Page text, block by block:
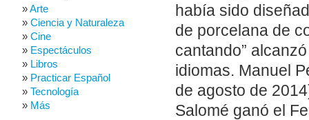
había sido
de porcelana de
cantando”
idiomas. Manuel
de agosto de
Salomé ganó el
Arte
Ciencia y Naturaleza
Cine
Espectáculos
Libros
Practicar Español
Tecnología
Más